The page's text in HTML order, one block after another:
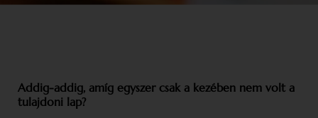
Addig-addig, amíg egyszer csak a kezében nem volt a
tulajdoni lap?